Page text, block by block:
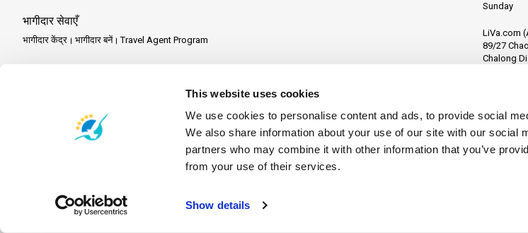
This website uses cookies
We use cookies to personalise content and ads, to provide social
We also share information about your use of our site with our social
partners who may combine it with other information that you’ve
from your use of their services.
Show details
भागीदार सेवाएँ
भागीदार केंद्र भागीदार बनें Travel Agent Program
Sunday
LiVa.com
89/27
Chalong